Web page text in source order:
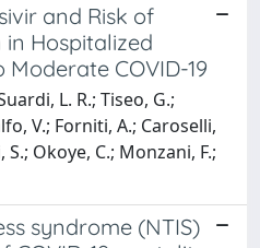
and Risk of
in Hospitalized
COVID-19
L. R.; Tiseo, G.;
V.; Forniti, A.; Caroselli,
S.; Okoye, C.; Monzani, F.;
syndrome (NTIS)